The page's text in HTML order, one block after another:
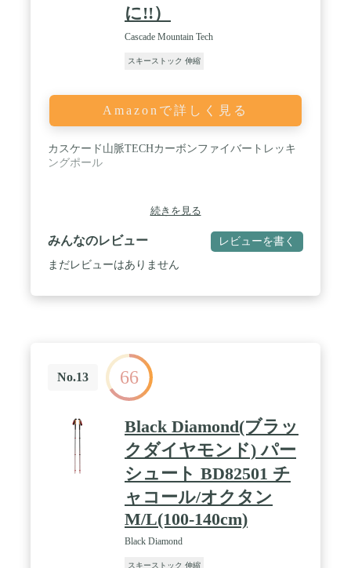
に!!）
Cascade Mountain Tech
スキーストック 伸縮
Amazonで詳しく見る
カスケード山脈TECHカーボンファイバートレッキ
ングポール
続きを見る
みんなのレビュー レビューを書く
まだレビューはありません
No.13 66
Black Diamond(ブラッ
クダイヤモンド) パー
シュート BD82501 チ
ャコール/オクタン
M/L(100-140cm)
Black Diamond
スキーストック 伸縮